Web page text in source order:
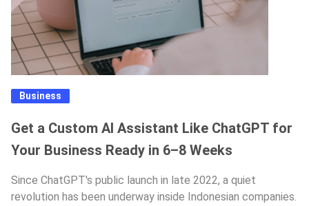
Business
Get a Custom AI Assistant Like ChatGPT for
Your Business Ready in 6–8 Weeks
Since ChatGPT's public launch in late 2022, a quiet
revolution has been underway inside Indonesian companies.